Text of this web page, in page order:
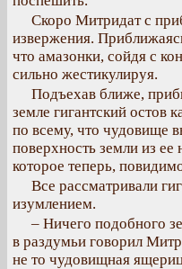
Скоро Митридат с
извержения.
что амазонки, сойдя с
сильно жестикулируя.
Подъехав ближе,
земле гигантский остов
по всему, что чудовище
поверхность земли из
которое теперь,
Все рассматривали
изумлением.
– Ничего подобного
в раздумьи говорил
не то чудовищная